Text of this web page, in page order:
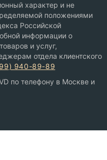
характер и не
положениями
Российской
информации о
и услуг,
отдела клиентского
940-89-89
по телефону в Москве и